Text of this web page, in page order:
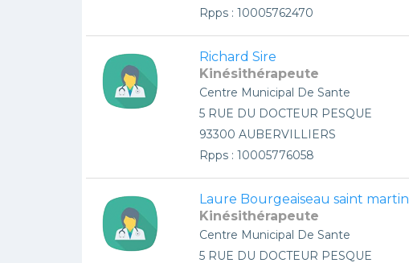
Rpps : 10005762470
Richard Sire
Kinésithérapeute
Centre Municipal De Sante
5 RUE DU DOCTEUR PESQUE
93300 AUBERVILLIERS
Rpps : 10005776058
Laure Bourgeaiseau saint martin
Kinésithérapeute
Centre Municipal De Sante
5 RUE DU DOCTEUR PESQUE